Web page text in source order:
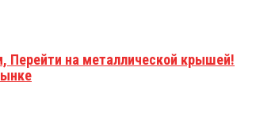
Перейти на металлической крышей!